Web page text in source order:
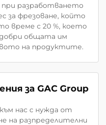
при разработването
за фрезоване, който
време с 20 %, което
общата им
на продуктите.
за GAC Group
нас с нужда от
на разпределителни